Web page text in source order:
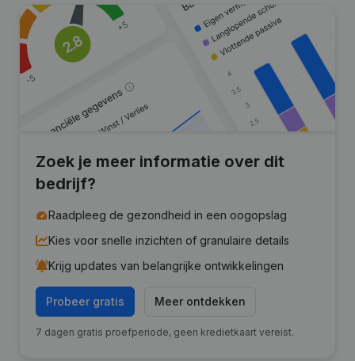
Zoek je meer informatie over dit
bedrijf?
Raadpleeg de gezondheid in een oogopslag
Kies voor snelle inzichten of granulaire details
Krijg updates van belangrijke ontwikkelingen
Probeer gratis Meer ontdekken
7 dagen gratis proefperiode, geen kredietkaart vereist.